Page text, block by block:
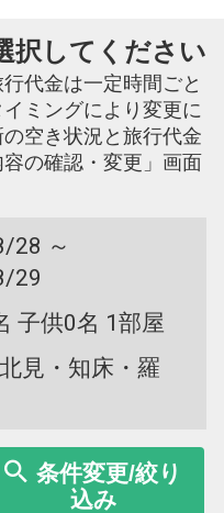
択してください
代金は一定時間ごと
ミングにより変更に
空き状況と旅行代金
の確認・変更」画面
28 ～
29
子供0名 1部屋
見・知床・羅
条件変更/絞り
込み